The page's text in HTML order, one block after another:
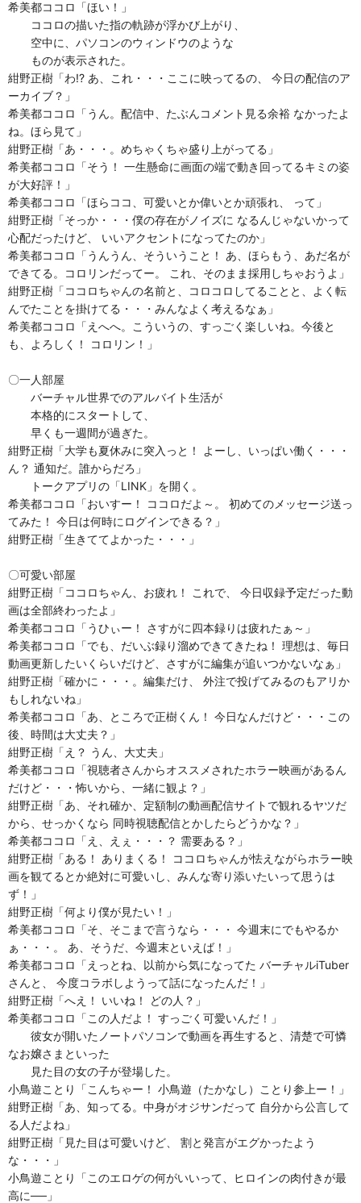
希美都ココロ「ほい！」
ココロの描いた指の軌跡が浮かび上がり、
空中に、パソコンのウィンドウのような
ものが表示された。
紺野正樹「わ!? あ、これ・・・ここに映ってるの、 今日の配信のア
ーカイブ？」
希美都ココロ「うん。配信中、たぶんコメント見る余裕 なかったよ
ね。ほら見て」
紺野正樹「あ・・・。めちゃくちゃ盛り上がってる」
希美都ココロ「そう！ 一生懸命に画面の端で動き回ってるキミの姿
が大好評！」
希美都ココロ「ほらココ、可愛いとか偉いとか頑張れ、 って」
紺野正樹「そっか・・・僕の存在がノイズに なるんじゃないかって
心配だったけど、 いいアクセントになってたのか」
希美都ココロ「うんうん、そういうこと！ あ、ほらもう、あだ名が
できてる。コロリンだってー。 これ、そのまま採用しちゃおうよ」
紺野正樹「ココロちゃんの名前と、コロコロしてることと、よく転
んでたことを掛けてる・・・みんなよく考えるなぁ」
希美都ココロ「えへへ。こういうの、すっごく楽しいね。今後と
も、よろしく！ コロリン！」
〇一人部屋
バーチャル世界でのアルバイト生活が
本格的にスタートして、
早くも一週間が過ぎた。
紺野正樹「大学も夏休みに突入っと！ よーし、いっぱい働く・・・
ん？ 通知だ。誰からだろ」
トークアプリの「LINK」を開く。
希美都ココロ「おいすー！ ココロだよ～。 初めてのメッセージ送っ
てみた！ 今日は何時にログインできる？」
紺野正樹「生きててよかった・・・」
〇可愛い部屋
紺野正樹「ココロちゃん、お疲れ！ これで、 今日収録予定だった動
画は全部終わったよ」
希美都ココロ「うひぃー！ さすがに四本録りは疲れたぁ～」
希美都ココロ「でも、だいぶ録り溜めできてきたね！ 理想は、毎日
動画更新したいくらいだけど、さすがに編集が追いつかないなぁ」
紺野正樹「確かに・・・。編集だけ、 外注で投げてみるのもアリか
もしれないね」
希美都ココロ「あ、ところで正樹くん！ 今日なんだけど・・・この
後、時間は大丈夫？」
紺野正樹「え？ うん、大丈夫」
希美都ココロ「視聴者さんからオススメされたホラー映画があるん
だけど・・・怖いから、一緒に観よ？」
紺野正樹「あ、それ確か、定額制の動画配信サイトで観れるヤツだ
から、せっかくなら 同時視聴配信とかしたらどうかな？」
希美都ココロ「え、えぇ・・・？ 需要ある？」
紺野正樹「ある！ ありまくる！ ココロちゃんが怯えながらホラー映
画を観てるとか絶対に可愛いし、みんな寄り添いたいって思うは
ず！」
紺野正樹「何より僕が見たい！」
希美都ココロ「そ、そこまで言うなら・・・ 今週末にでもやるか
ぁ・・・。 あ、そうだ、今週末といえば！」
希美都ココロ「えっとね、以前から気になってた バーチャルiTuber
さんと、 今度コラボしようって話になったんだ！」
紺野正樹「へえ！ いいね！ どの人？」
希美都ココロ「この人だよ！ すっごく可愛いんだ！」
彼女が開いたノートパソコンで動画を再生すると、清楚で可憐
なお嬢さまといった
見た目の女の子が登場した。
小鳥遊ことり「こんちゃー！ 小鳥遊（たかなし）ことり参上ー！」
紺野正樹「あ、知ってる。中身がオジサンだって 自分から公言して
る人だよね」
紺野正樹「見た目は可愛いけど、 割と発言がエグかったよう
な・・・」
小鳥遊ことり「このエロゲの何がいいって、ヒロインの肉付きが最
高に──」